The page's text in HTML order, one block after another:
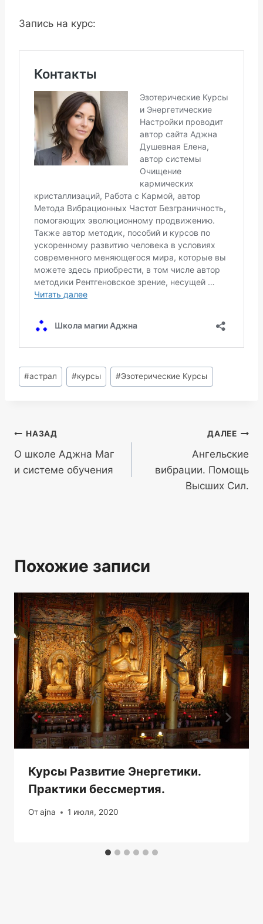
Запись на курс:
Метки
записи:
#астрал #курсы #Эзотерические Курсы
Навигация
по
НАЗАД
О школе Аджна Маг
и системе обучения
ДАЛЕЕ
Ангельские
вибрации. Помощь
Высших Сил.
Похожие записи
Курсы Развитие Энергетики.
Практики бессмертия.
Отajna 1 июля, 2020